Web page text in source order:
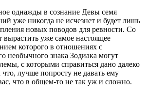
однажды в сознание Девы семя
уже никогда не исчезнет и будет лишь
новых поводов для ревности. Со
уже самое настоящее
которого в отношениях с
необычного знака Зодиака могут
с которыми справиться дано далеко
лучше попросту не давать ему
что в общем-то не так уж и сложно.